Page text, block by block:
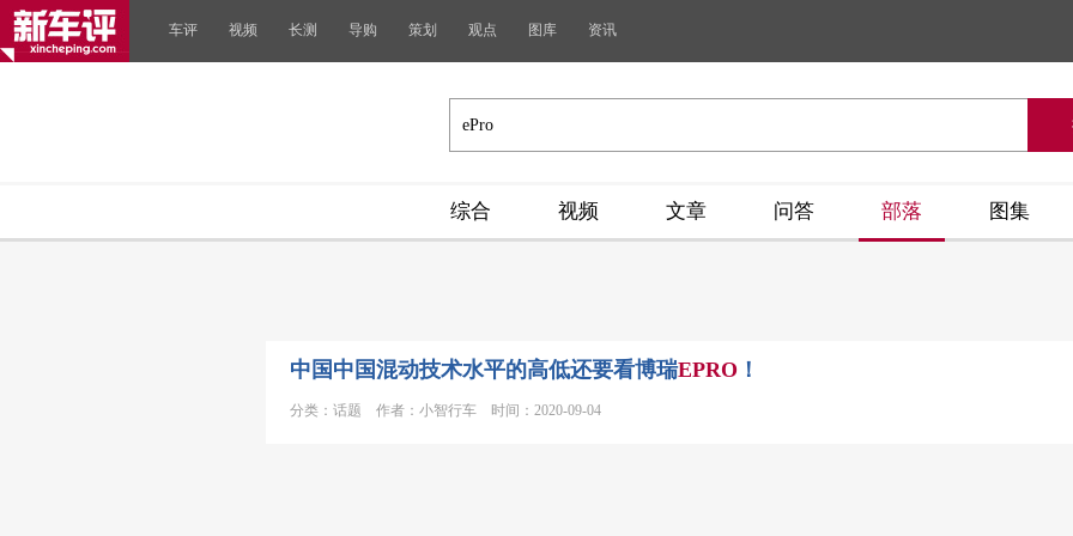
车评 视频 长测 导购 策划 观点 图库 资讯
综合 视频 文章 问答 部落 图集
中国中国混动技术水平的高低还要看博瑞EPRO ！
分类：话题 作者：小智行车 时间：2020-09-04